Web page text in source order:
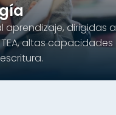
aprendizaje, dirigidas a
altas capacidades